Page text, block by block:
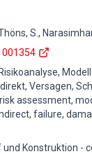
S.,
Versagen,
assessment,
failure,
und Konstruktion -